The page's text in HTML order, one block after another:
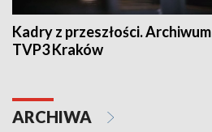
Kadry z przeszłości. Archiwum
TVP3 Kraków
ARCHIWA